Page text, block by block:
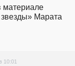
материале
Марата
10:01